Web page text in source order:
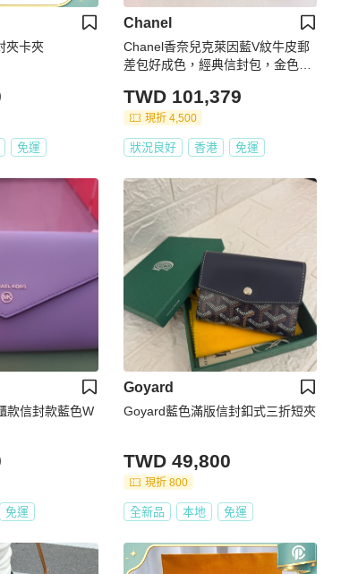
夾卡夾
免運
Chanel
Chanel香奈兒克萊因藍V紋牛皮郵
差包好成色，經典信封包，金色鏈
TWD 101,379
現折 4,500
狀況良好 香港 免運
款信封款藍色W
免運
Goyard
Goyard藍色滿版信封釦式三折短夾
TWD 49,800
現折 800
全新品 本地 免運